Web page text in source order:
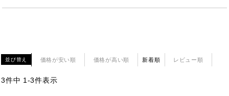
並び替え 価格が安い順 価格が高い順 新着順 レビュー順
3件中 1 -3件表示